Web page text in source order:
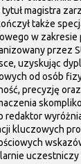
magistra
także
w zakresie
przez
uzyskując
od osób
precyzję
redaktor
kluczowych